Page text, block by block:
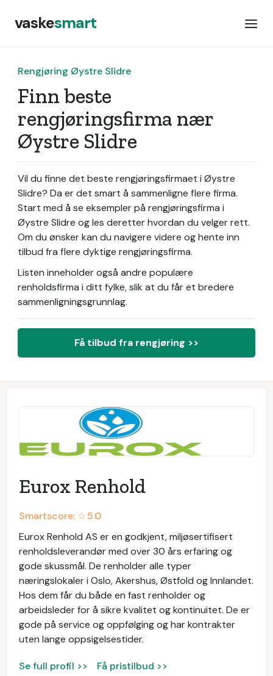
vaskesmart
Rengjøring Øystre Slidre
Finn beste
rengjøringsfirma nær
Øystre Slidre
Vil du finne det beste rengjøringsfirmaet i Øystre
Slidre? Da er det smart å sammenligne flere firma.
Start med å se eksempler på rengjøringsfirma i
Øystre Slidre og les deretter hvordan du velger rett.
Om du ønsker kan du navigere videre og hente inn
tilbud fra flere dyktige rengjøringsfirma.
Listen inneholder også andre populære
renholdsfirma i ditt fylke, slik at du får et bredere
sammenligningsgrunnlag.
Få tilbud fra rengjøring >>
Eurox Renhold
Smartscore: ☆5.0
Eurox Renhold AS er en godkjent, miljøsertifisert
renholdsleverandør med over 30 års erfaring og
gode skussmål. De renholder alle typer
næringslokaler i Oslo, Akershus, Østfold og Innlandet.
Hos dem får du både en fast renholder og
arbeidsleder for å sikre kvalitet og kontinuitet. De er
gode på service og oppfølging og har kontrakter
uten lange oppsigelsestider.
Se full profil >> Få pristilbud >>